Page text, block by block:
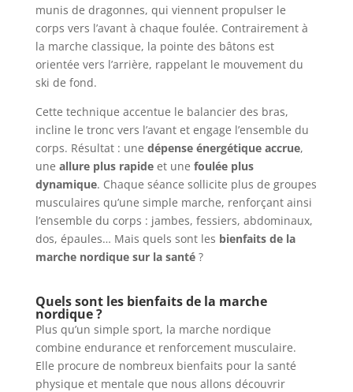
munis de dragonnes, qui viennent propulser le
corps vers l’avant à chaque foulée. Contrairement à
la marche classique, la pointe des bâtons est
orientée vers l’arrière, rappelant le mouvement du
ski de fond.
Cette technique accentue le balancier des bras,
incline le tronc vers l’avant et engage l’ensemble du
corps. Résultat : une dépense énergétique accrue,
une allure plus rapideet une foulée plus
dynamique. Chaque séance sollicite plus de groupes
musculaires qu’une simple marche, renforçant ainsi
l’ensemble du corps : jambes, fessiers, abdominaux,
dos, épaules… Mais quels sont les bienfaits de la
marche nordique sur la santé?
Quels sont les bienfaits de la marche
nordique ?
Plus qu’un simple sport, la marche nordique
combine endurance et renforcement musculaire.
Elle procure de nombreux bienfaits pour la santé
physique et mentale que nous allons découvrir